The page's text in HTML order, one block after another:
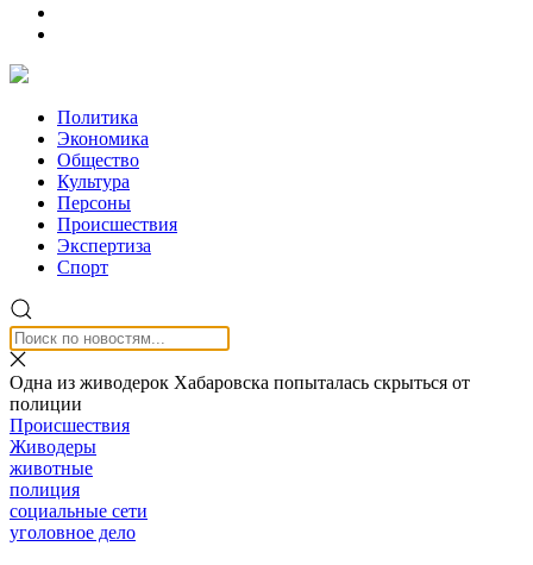
Политика
Экономика
Общество
Культура
Персоны
Происшествия
Экспертиза
Спорт
Одна из живодерок Хабаровска попыталась скрыться от
полиции
Происшествия
Живодеры
животные
полиция
социальные сети
уголовное дело